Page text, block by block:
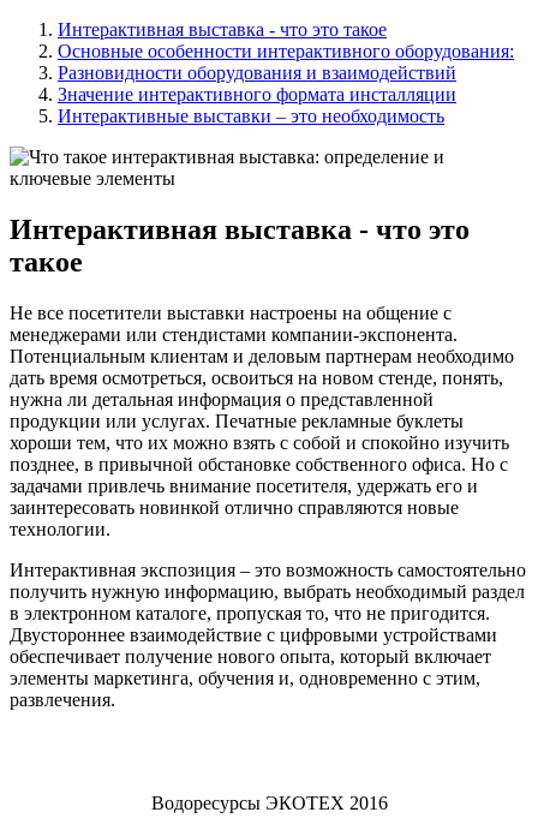
Интерактивная выставка - что это такое
Основные особенности интерактивного оборудования:
Разновидности оборудования и взаимодействий
Значение интерактивного формата инсталляции
Интерактивные выставки – это необходимость
Интерактивная выставка - что это
такое
Не все посетители выставки настроены на общение с
менеджерами или стендистами компании-экспонента.
Потенциальным клиентам и деловым партнерам необходимо
дать время осмотреться, освоиться на новом стенде, понять,
нужна ли детальная информация о представленной
продукции или услугах. Печатные рекламные буклеты
хороши тем, что их можно взять с собой и спокойно изучить
позднее, в привычной обстановке собственного офиса. Но с
задачами привлечь внимание посетителя, удержать его и
заинтересовать новинкой отлично справляются новые
технологии.
Интерактивная экспозиция – это возможность самостоятельно
получить нужную информацию, выбрать необходимый раздел
в электронном каталоге, пропуская то, что не пригодится.
Двустороннее взаимодействие с цифровыми устройствами
обеспечивает получение нового опыта, который включает
элементы маркетинга, обучения и, одновременно с этим,
развлечения.
Водоресурсы ЭКОТЕХ 2016